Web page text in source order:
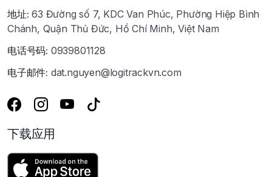
地址: 63 Đường số 7, KDC Van Phúc, Phường Hiệp Bình
Chánh, Quận Thủ Đức, Hồ Chí Minh, Việt Nam
电话号码: 0939801128
电子邮件: dat.nguyen@logitrackvn.com
下载应用